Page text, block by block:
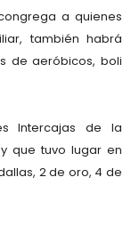
a quienes
también habrá
de aeróbicos, boli
Intercajas de la
que tuvo lugar en
2 de oro, 4 de